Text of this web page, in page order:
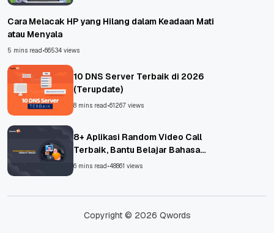
Cara Melacak HP yang Hilang dalam Keadaan Mati
atau Menyala
5 mins read•66534 views
10 DNS Server Terbaik di 2026
(Terupdate)
8 mins read•61267 views
8+ Aplikasi Random Video Call
Terbaik, Bantu Belajar Bahasa
Asing!
6 mins read•48861 views
Copyright © 2026 Qwords